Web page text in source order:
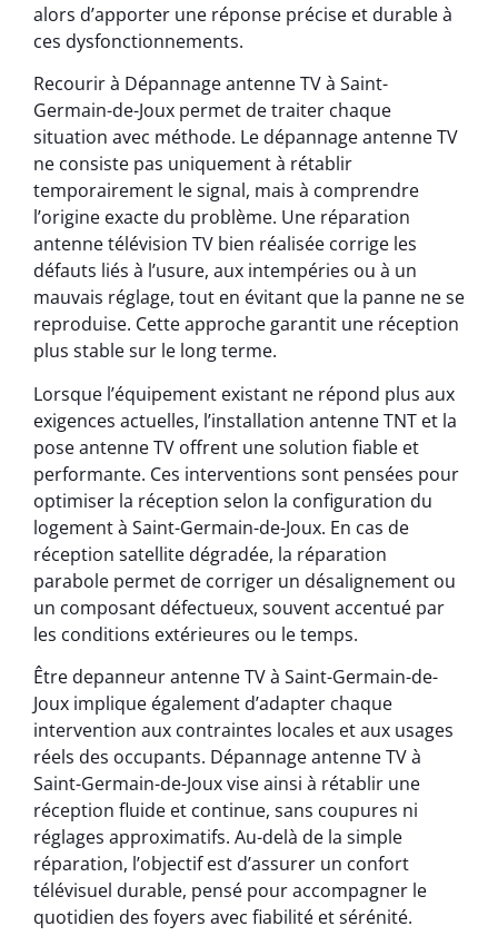
alors d’apporter une réponse précise et durable à
ces dysfonctionnements.
Recourir à Dépannage antenne TV à Saint-
Germain-de-Joux permet de traiter chaque
situation avec méthode. Le dépannage antenne TV
ne consiste pas uniquement à rétablir
temporairement le signal, mais à comprendre
l’origine exacte du problème. Une réparation
antenne télévision TV bien réalisée corrige les
défauts liés à l’usure, aux intempéries ou à un
mauvais réglage, tout en évitant que la panne ne se
reproduise. Cette approche garantit une réception
plus stable sur le long terme.
Lorsque l’équipement existant ne répond plus aux
exigences actuelles, l’installation antenne TNT et la
pose antenne TV offrent une solution fiable et
performante. Ces interventions sont pensées pour
optimiser la réception selon la configuration du
logement à Saint-Germain-de-Joux. En cas de
réception satellite dégradée, la réparation
parabole permet de corriger un désalignement ou
un composant défectueux, souvent accentué par
les conditions extérieures ou le temps.
Être depanneur antenne TV à Saint-Germain-de-
Joux implique également d’adapter chaque
intervention aux contraintes locales et aux usages
réels des occupants. Dépannage antenne TV à
Saint-Germain-de-Joux vise ainsi à rétablir une
réception fluide et continue, sans coupures ni
réglages approximatifs. Au-delà de la simple
réparation, l’objectif est d’assurer un confort
télévisuel durable, pensé pour accompagner le
quotidien des foyers avec fiabilité et sérénité.